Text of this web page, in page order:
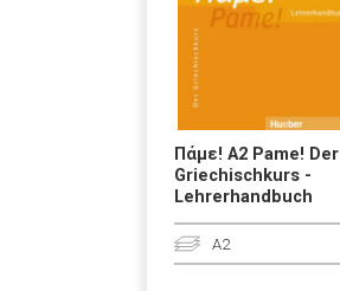
Πάμε! A2 Pame! Der
Griechischkurs -
Lehrerhandbuch
A2